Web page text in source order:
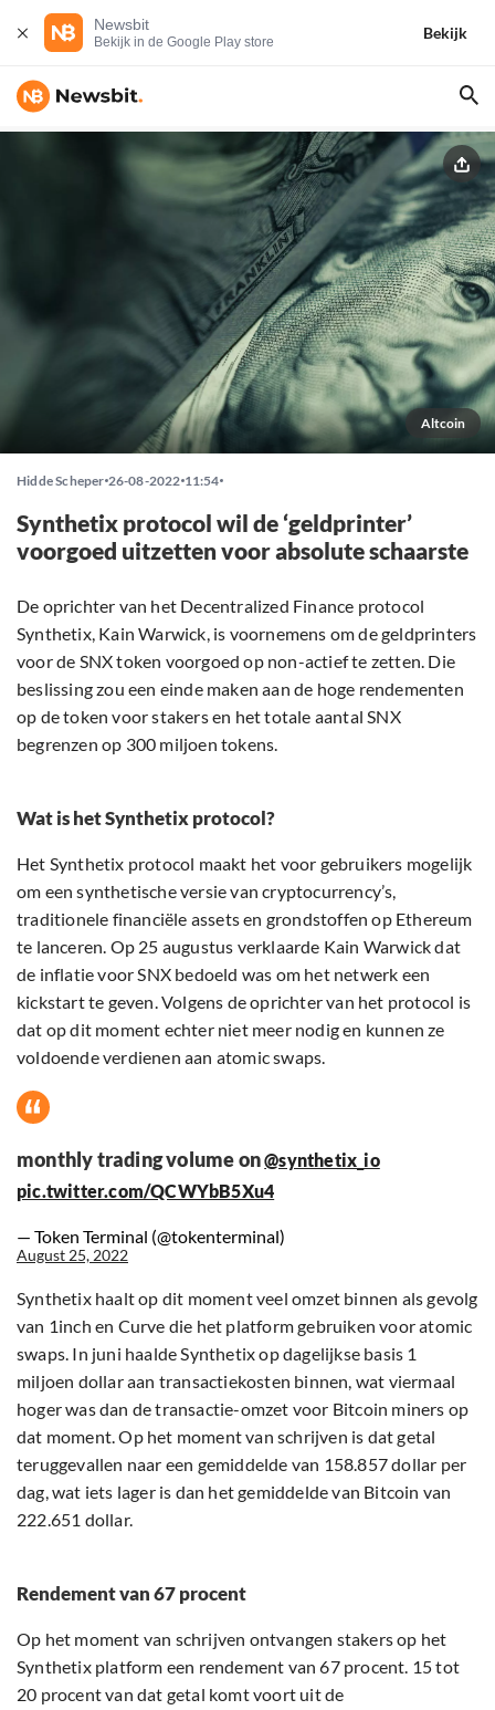
Newsbit
Bekijk in de Google Play store
Bekijk
Altcoin
Hidde Scheper 26-08-2022 11:54
Synthetix protocol wil de ‘geldprinter’
voorgoed uitzetten voor absolute schaarste
De oprichter van het Decentralized Finance protocol
Synthetix, Kain Warwick, is voornemens om de geldprinters
voor de SNX token voorgoed op non-actief te zetten. Die
beslissing zou een einde maken aan de hoge rendementen
op de token voor stakers en het totale aantal SNX
begrenzen op 300 miljoen tokens.
Wat is het Synthetix protocol?
Het Synthetix protocol maakt het voor gebruikers mogelijk
om een synthetische versie van cryptocurrency’s,
traditionele financiële assets en grondstoffen op Ethereum
te lanceren. Op 25 augustus verklaarde Kain Warwick dat
de inflatie voor SNX bedoeld was om het netwerk een
kickstart te geven. Volgens de oprichter van het protocol is
dat op dit moment echter niet meer nodig en kunnen ze
voldoende verdienen aan atomic swaps.
monthly trading volume on@synthetix_io
pic.twitter.com/QCWYbB5Xu4
— Token Terminal (@tokenterminal)
August 25, 2022
Synthetix haalt op dit moment veel omzet binnen als gevolg
van 1inch en Curve die het platform gebruiken voor atomic
swaps. In juni haalde Synthetix op dagelijkse basis 1
miljoen dollar aan transactiekosten binnen, wat viermaal
hoger was dan de transactie-omzet voor Bitcoin miners op
dat moment. Op het moment van schrijven is dat getal
teruggevallen naar een gemiddelde van 158.857 dollar per
dag, wat iets lager is dan het gemiddelde van Bitcoin van
222.651 dollar.
Rendement van 67 procent
Op het moment van schrijven ontvangen stakers op het
Synthetix platform een rendement van 67 procent. 15 tot
20 procent van dat getal komt voort uit de